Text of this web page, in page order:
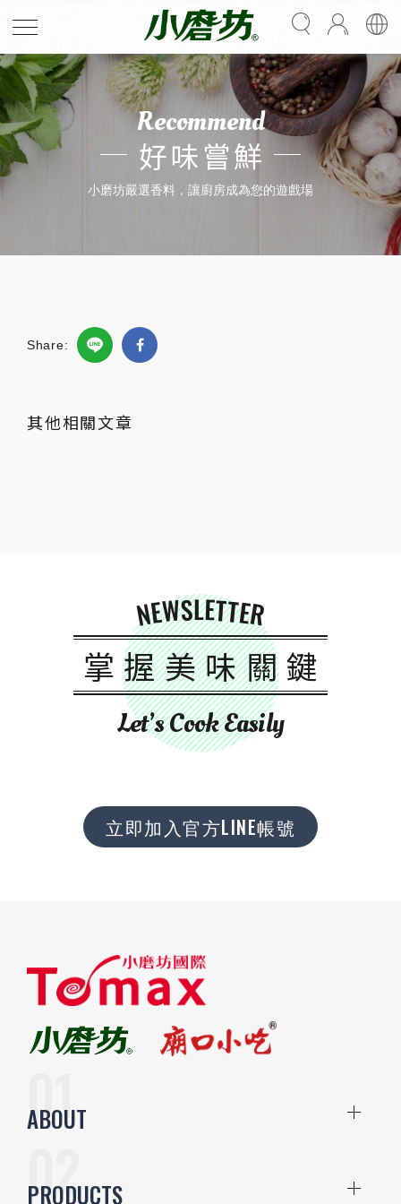
Recommend
好味嘗鮮
小磨坊嚴選香料，讓廚房成為您的遊戲場
Share:
其他相關文章
NEWSLETTER
掌握美味關鍵
Let’s Cook Easily
立即加入官方LINE帳號
ABOUT
PRODUCTS